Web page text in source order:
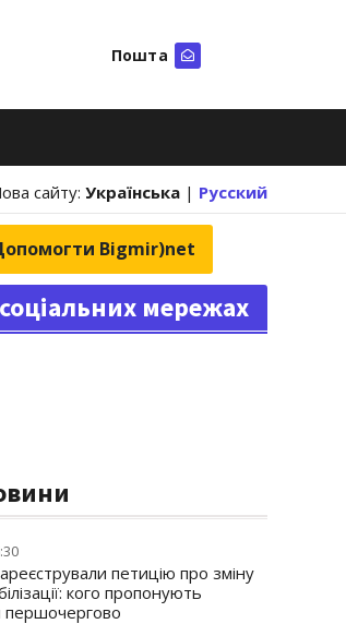
Пошта
сайту: Українська | Русский
Bigmir)net
мережах
петицію про зміну
кого пропонують
першочергово